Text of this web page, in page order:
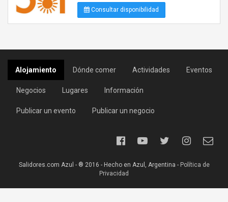
Consultar disponibilidad
Alojamiento Dónde comer Actividades Eventos
Negocios Lugares Información
Publicar un evento Publicar un negocio
Salidores.com Azul - ® 2016 - Hecho en Azul, Argentina - Política de
Privacidad